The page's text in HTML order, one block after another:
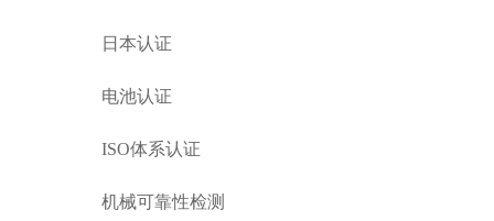
日本认证
电池认证
ISO体系认证
机械可靠性检测